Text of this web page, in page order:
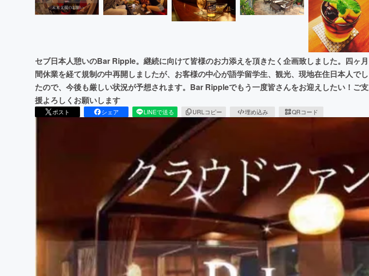
セブ日本人憩いのBar Ripple。継続に向けて皆様のお力添えを頂きたく企画致しました。四ヶ月
間休業を経て規制の中再開しましたが、お客様の中心が語学留学生、観光、現地在住日本人でし
たので、今後も厳しい状況が予想されます。Bar Rippleでもう一度皆さんをお迎えしたい！ご支
援よろしくお願いします
ポスト シェア LINEで送る URLコピー 埋め込み QRコード